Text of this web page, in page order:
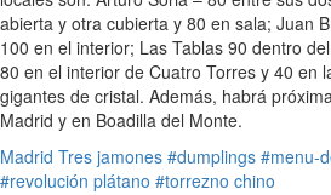
abierta y otra cubierta y 80 en sala; Juan
100 en el interior; Las Tablas 90 dentro
80 en el interior de Cuatro Torres y 40 en
gigantes de cristal. Además, habrá
Madrid y en Boadilla del Monte.
Madrid Tres jamones #dumplings #menu-
#revolución plátano #torrezno chino